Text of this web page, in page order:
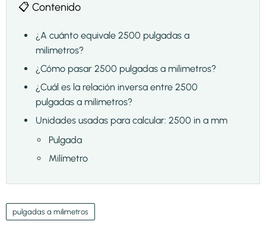
📋 Contenido
¿A cuánto equivale 2500 pulgadas a
milimetros?
¿Cómo pasar 2500 pulgadas a milimetros?
¿Cuál es la relación inversa entre 2500
pulgadas a milimetros?
Unidades usadas para calcular: 2500 in a mm
Pulgada
Milímetro
pulgadas a milimetros